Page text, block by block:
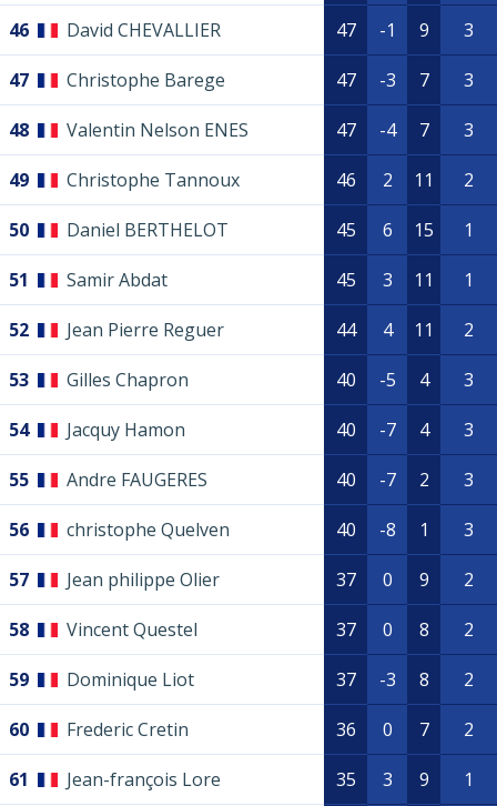
46 David CHEVALLIER 47 -1 9 3
47 Christophe Barege 47 -3 7 3
48 Valentin Nelson ENES 47 -4 7 3
49 Christophe Tannoux 46 2 11 2
50 Daniel BERTHELOT 45 6 15 1
51 Samir Abdat 45 3 11 1
52 Jean Pierre Reguer 44 4 11 2
53 Gilles Chapron 40 -5 4 3
54 Jacquy Hamon 40 -7 4 3
55 Andre FAUGERES 40 -7 2 3
56 christophe Quelven 40 -8 1 3
57 Jean philippe Olier 37 0 9 2
58 Vincent Questel 37 0 8 2
59 Dominique Liot 37 -3 8 2
60 Frederic Cretin 36 0 7 2
61 Jean-françois Lore 35 3 9 1